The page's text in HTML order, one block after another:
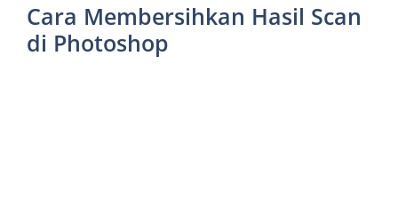
Cara Membersihkan Hasil Scan
di Photoshop